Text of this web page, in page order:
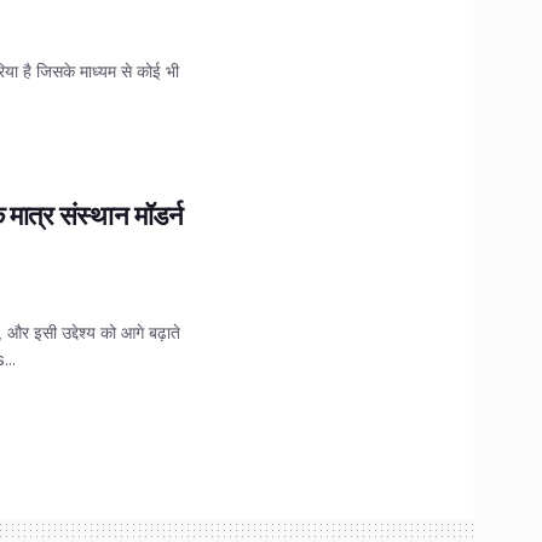
है जिसके माध्यम से कोई भी
संस्थान मॉडर्न
और इसी उद्देश्य को आगे बढ़ाते